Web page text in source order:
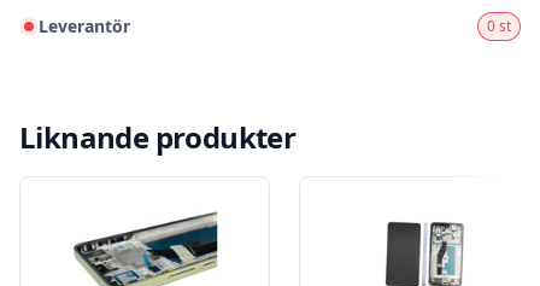
Leverantör 0 st
Liknande produkter